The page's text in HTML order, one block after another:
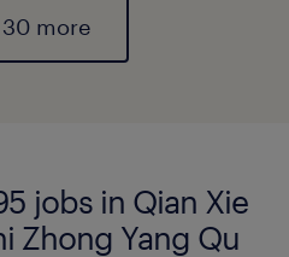
more
jobs in Qian Xie
Zhong Yang Qu